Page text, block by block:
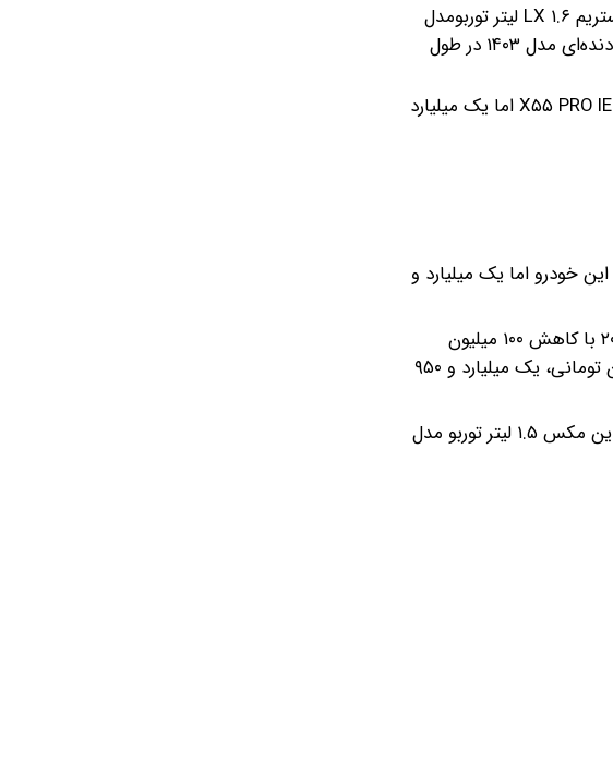
به گزارش گروه رسانه ای شرق؛ بررسی‌های میدانی نشان می‌دهد که در بازار خودرو در طول یک هفته گذشته، اکستریم LX ۱.۶ لیتر توربومدل
همچنین ام‌وی‌ام X۲۲ PRO دنده‌ای مدل ۱۴۰۳ در طول
اما ام‌وی‌ام X۵۵ PRO IE مدل ۱۴۰۴ در بازار خودرو یک میلیارد و ۷۵۰ میلیون تومان شده است. مدل ۱۴۰۲ ام‌وی‌ام X۵۵ PRO IE اما یک میلیارد
در این میان، چری آریزو ۵T اسپرت FL IE مدل ۱۴۰۴ یک میلیارد و ۶۳۰ میلیون تومان پیدا کرده است. مدل ۱۴۰۳ این خودرو اما یک میلیارد و
گزارش‌های میدانی خبرآنلاین نشان می‌دهد که در بازار خودروهای چینی، چانگان CS ۳۵ پلاس تیپ ۳ مدل ۲۰۲۴ با کاهش ۱۰۰ میلیون
تومانی، ۲ میلیارد و ۵۰ میلیون تومان شده است. چانگان CS ۳۵ پلاس تیپ ۲مدل ۲۰۲۳ هم با کاهش ۵۰ میلیون تومانی، یک میلیارد و ۹۵۰
جک S۳ اتوماتیک مدل ۱۴۰۳ هم در حدود یک میلیارد و ۳۵۰ میلیون تومان قیمت پیدا کرده است. دانگ فنگ شاین مکس ۱.۵ لیتر توربو مدل